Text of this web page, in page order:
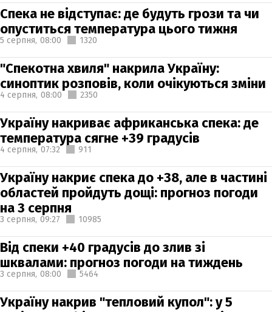
Спека не відступає: де будуть грози та чи
опуститься температура цього тижня
5 серпня, 08:00 1320
"Спекотна хвиля" накрила Україну:
синоптик розповів, коли очікуються зміни
4 серпня, 08:00 2350
Україну накриває африканська спека: де
температура сягне +39 градусів
4 серпня, 07:32 911
Україну накриє спека до +38, але в частині
областей пройдуть дощі: прогноз погоди
на 3 серпня
3 серпня, 09:27 10985
Від спеки +40 градусів до злив зі
шквалами: прогноз погоди на тиждень
3 серпня, 08:00 5464
Україну накрив "тепловий купол": у 5